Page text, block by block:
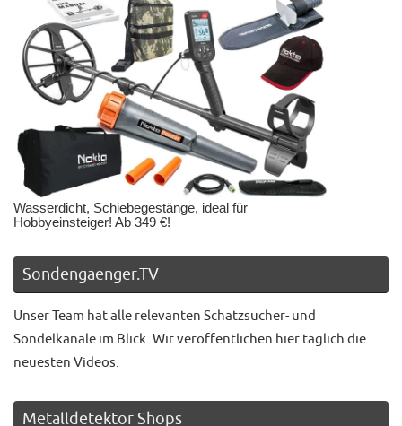
Wasserdicht, Schiebegestänge, ideal für
Hobbyeinsteiger! Ab 349 €!
Sondengaenger.TV
Unser Team hat alle relevanten Schatzsucher- und
Sondelkanäle im Blick. Wir veröffentlichen hier täglich die
neuesten Videos.
Metalldetektor Shops